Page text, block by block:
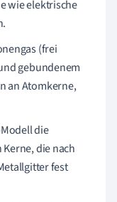
wie elektrische
(frei
gebundenem
an Atomkerne,
die
die nach
fest